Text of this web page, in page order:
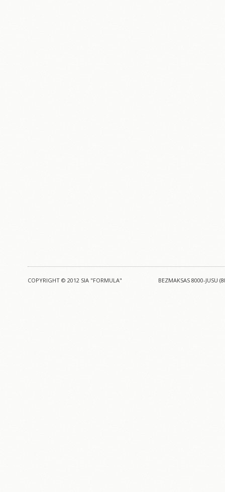
COPYRIGHT © 2012 SIA "FORMULA" BEZMAKSAS 8000-JUSU